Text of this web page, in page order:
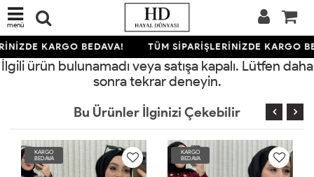
menü
KARGO BEDAVA! TÜM SİPARİŞLERİNİZDE KARGO
İlgili ürün bulunamadı veya satışa kapalı. Lütfen daha
sonra tekrar deneyin.
Bu Ürünler İlginizi Çekebilir
KARGO
BEDAVA
KARGO
BEDAVA